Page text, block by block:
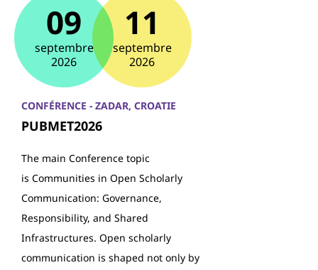
09
septembre
2026
11
septembre
2026
CONFÉRENCE - ZADAR, CROATIE
PUBMET2026
The main Conference topic
is Communities in Open Scholarly
Communication: Governance,
Responsibility, and Shared
Infrastructures. Open scholarly
communication is shaped not only by